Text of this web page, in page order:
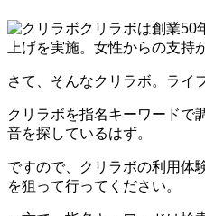
クリラボは創業50
上げを実施。女性からの支持
さて、そんなクリラボ。ライ
クリラボを指名キーワードで
音を探しているはず。
ですので、クリラボの利用体
を狙って行ってください。